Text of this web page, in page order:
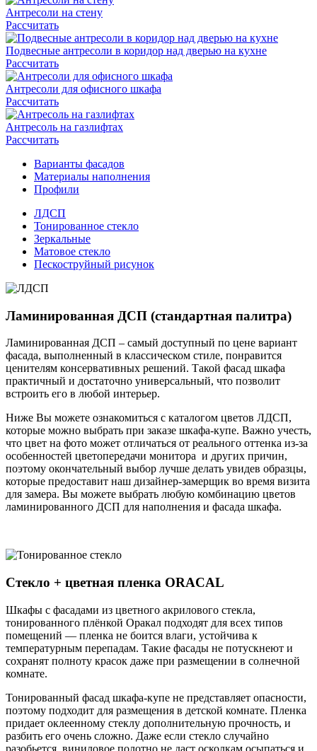
Антресоли на стену
Рассчитать
Подвесные антресоли в коридор над дверью на кухне
Рассчитать
Антресоли для офисного шкафа
Рассчитать
Антресоль на газлифтах
Рассчитать
Варианты фасадов
Материалы наполнения
Профили
ЛДСП
Тонированное стекло
Зеркальные
Матовое стекло
Пескоструйный рисунок
Ламинированная ДСП (стандартная палитра)
Ламинированная ДСП – самый доступный по цене вариант
фасада, выполненный в классическом стиле, понравится
ценителям консервативных решений. Такой фасад шкафа
практичный и достаточно универсальный, что позволит
встроить его в любой интерьер.
Ниже Вы можете ознакомиться с каталогом цветов ЛДСП,
которые можно выбрать при заказе шкафа-купе. Важно учесть,
что цвет на фото может отличаться от реального оттенка из-за
особенностей цветопередачи монитора и других причин,
поэтому окончательный выбор лучше делать увидев образцы,
которые предоставит наш дизайнер-замерщик во время визита
для замера. Вы можете выбрать любую комбинацию цветов
ламинированного ДСП для наполнения и фасада шкафа.
Стекло + цветная пленка ORACAL
Шкафы с фасадами из цветного акрилового стекла,
тонированного плёнкой Оракал подходят для всех типов
помещений — пленка не боится влаги, устойчива к
температурным перепадам. Такие фасады не потускнеют и
сохранят полноту красок даже при размещении в солнечной
комнате.
Тонированный фасад шкафа-купе не представляет опасности,
поэтому подходит для размещения в детской комнате. Пленка
придает оклеенному стеклу дополнительную прочность, и
разбить его очень сложно. Даже если стекло случайно
разобьется, виниловое полотно не даст осколкам осыпаться и